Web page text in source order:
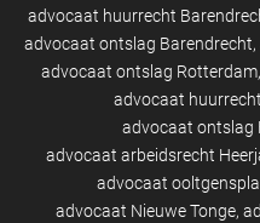
advocaat huurrecht
advocaat ontslag Barendrecht
advocaat ontslag Rotterdam
advocaat
advocaat ontslag
advocaat arbeidsrecht
advocaat
advocaat Nieuwe Tonge